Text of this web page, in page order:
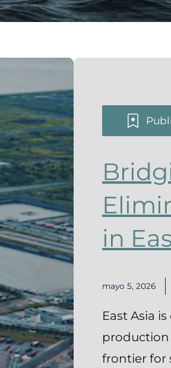
in
mayo 5, 2026
East Asia
production
frontier for